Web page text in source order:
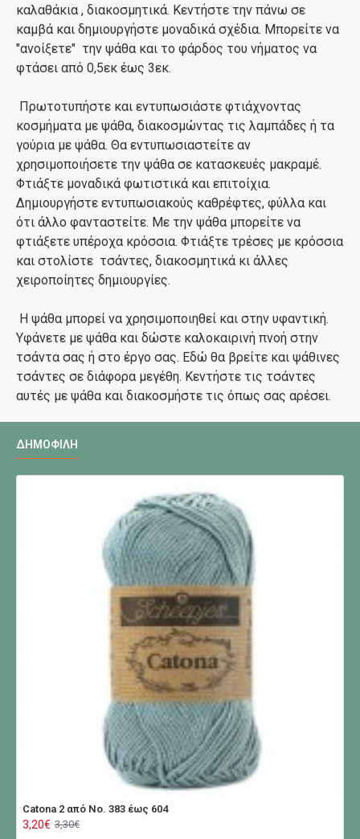
καλαθάκια , διακοσμητικά. Κεντήστε την πάνω σε
καμβά και δημιουργήστε μοναδικά σχέδια. Μπορείτε να
"ανοίξετε" την ψάθα και το φάρδος του νήματος να
φτάσει από 0,5εκ έως 3εκ.
Πρωτοτυπήστε και εντυπωσιάστε φτιάχνοντας
κοσμήματα με ψάθα, διακοσμώντας τις λαμπάδες ή τα
γούρια με ψάθα. Θα εντυπωσιαστείτε αν
χρησιμοποιήσετε την ψάθα σε κατασκευές μακραμέ.
Φτιάξτε μοναδικά φωτιστικά και επιτοίχια.
Δημιουργήστε εντυπωσιακούς καθρέφτες, φύλλα και
ότι άλλο φανταστείτε. Με την ψάθα μπορείτε να
φτιάξετε υπέροχα κρόσσια. Φτιάξτε τρέσες με κρόσσια
και στολίστε τσάντες, διακοσμητικά κι άλλες
χειροποίητες δημιουργίες.
Η ψάθα μπορεί να χρησιμοποιηθεί και στην υφαντική.
Υφάνετε με ψάθα και δώστε καλοκαιρινή πνοή στην
τσάντα σας ή στο έργο σας. Εδώ θα βρείτε και ψάθινες
τσάντες σε διάφορα μεγέθη. Κεντήστε τις τσάντες
αυτές με ψάθα και διακοσμήστε τις όπως σας αρέσει.
ΔΗΜΟΦΙΛΉ
Catona 2 από No. 383 έως 604
3,20€ 3,30€